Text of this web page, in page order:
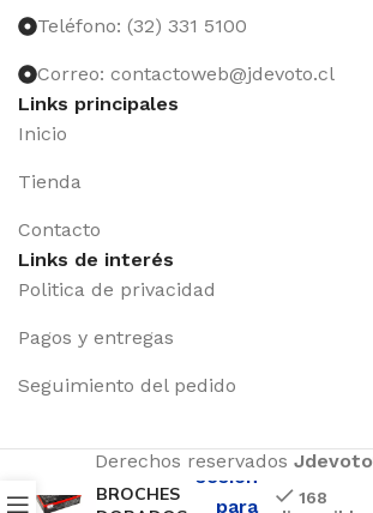
Teléfono: (32) 331 5100
Correo: contactoweb@jdevoto.cl
Links principales
Inicio
Tienda
Contacto
Links de interés
Politica de privacidad
Pagos y entregas
Seguimiento del pedido
Derechos reservados Jdevoto
BROCHES
Iniciar
sesión
para
168